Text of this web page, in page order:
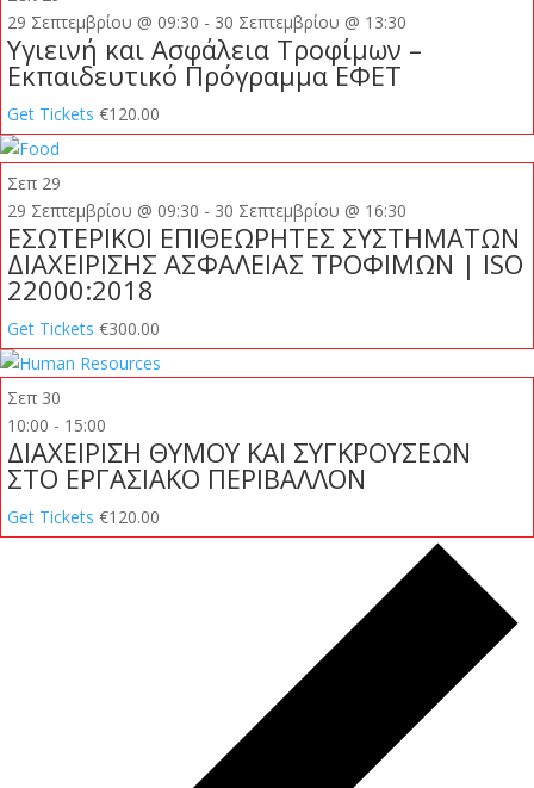
29 Σεπτεμβρίου @ 09:30 - 30 Σεπτεμβρίου @ 13:30
Υγιεινή και Ασφάλεια Τροφίμων –
Εκπαιδευτικό Πρόγραμμα ΕΦΕΤ
Get Tickets €120.00
Σεπ 29
29 Σεπτεμβρίου @ 09:30 - 30 Σεπτεμβρίου @ 16:30
ΕΣΩΤΕΡΙΚΟΙ ΕΠΙΘΕΩΡΗΤΕΣ ΣΥΣΤΗΜΑΤΩΝ
ΔΙΑΧΕΙΡΙΣΗΣ ΑΣΦΑΛΕΙΑΣ ΤΡΟΦΙΜΩΝ | ISO
22000:2018
Get Tickets €300.00
Σεπ 30
10:00 - 15:00
ΔΙΑΧΕΙΡΙΣΗ ΘΥΜΟΥ ΚΑΙ ΣΥΓΚΡΟΥΣΕΩΝ
ΣΤΟ ΕΡΓΑΣΙΑΚΟ ΠΕΡΙΒΑΛΛΟΝ
Get Tickets €120.00